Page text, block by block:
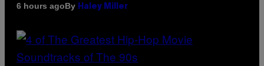
6 hours agoBy Haley Miller